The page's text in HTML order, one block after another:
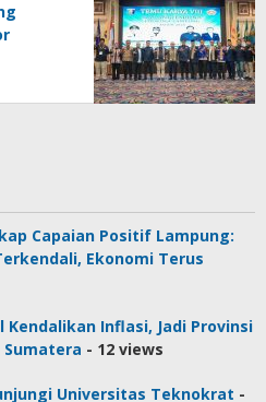
Capaian Positif Lampung:
Ekonomi Terus
Kendalikan Inflasi, Jadi Provinsi
- 12 views
Universitas Teknokrat -